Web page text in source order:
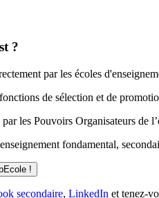
?
par les écoles
de sélection et de
par les Pouvoirs Organisateurs de
fondamental,
!
secondaire, LinkedIn et tenez-